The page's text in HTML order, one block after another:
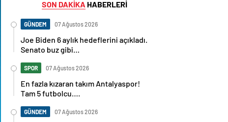
SON DAKİKA HABERLERİ
GÜNDEM 07 Ağustos 2026
Joe Biden 6 aylık hedeflerini açıkladı.
Senato buz gibi…
SPOR 07 Ağustos 2026
En fazla kızaran takım Antalyaspor!
Tam 5 futbolcu….
GÜNDEM 07 Ağustos 2026